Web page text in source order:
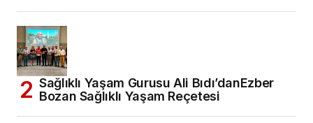
Sağlıklı Yaşam Gurusu Ali Bıdı’danEzber
Bozan Sağlıklı Yaşam Reçetesi